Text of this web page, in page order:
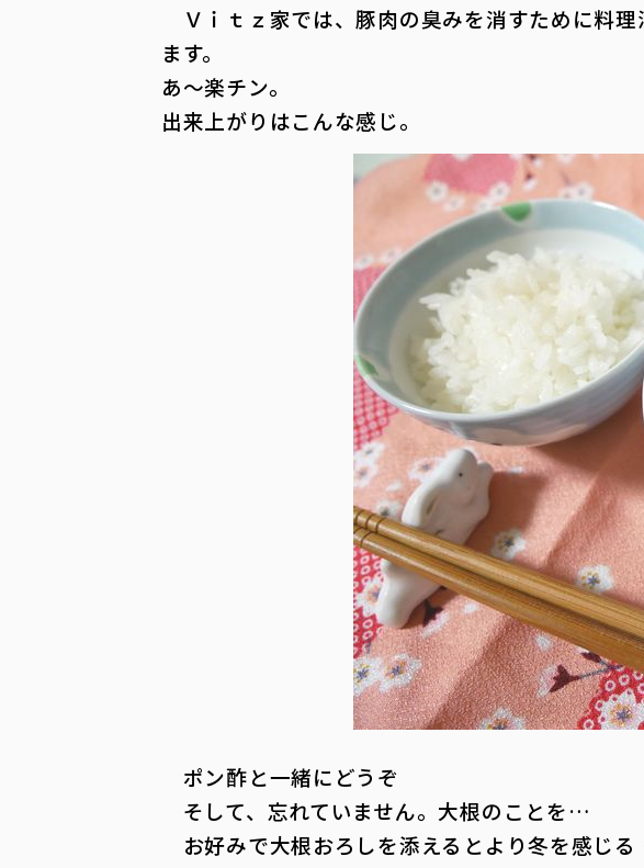
Ｖｉｔｚ家では、豚肉の臭みを消すために料
ます。
あ～楽チン。
出来上がりはこんな感じ。
ポン酢と一緒にどうぞ
そして、忘れていません。大根のことを…
お好みで大根おろしを添えるとより冬を感じる